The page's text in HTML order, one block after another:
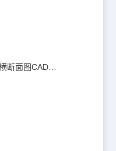
道路设计CAD图纸之道路标准横断面图CAD图纸